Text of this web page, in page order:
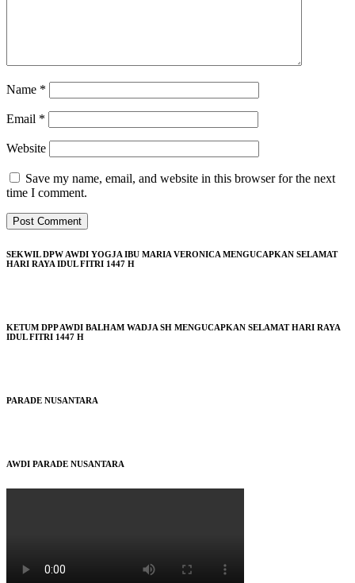
Name *
Email *
Website
Save my name, email, and website in this browser for the next
time I comment.
SEKWIL DPW AWDI YOGJA IBU MARIA VERONICA MENGUCAPKAN SELAMAT
HARI RAYA IDUL FITRI 1447 H
KETUM DPP AWDI BALHAM WADJA SH MENGUCAPKAN SELAMAT HARI RAYA
IDUL FITRI 1447 H
PARADE NUSANTARA
AWDI PARADE NUSANTARA